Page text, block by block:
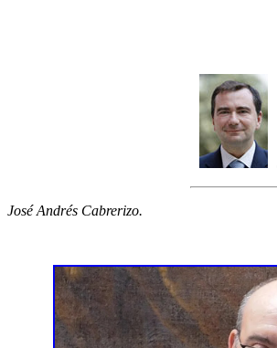
José Andrés Cabrerizo.